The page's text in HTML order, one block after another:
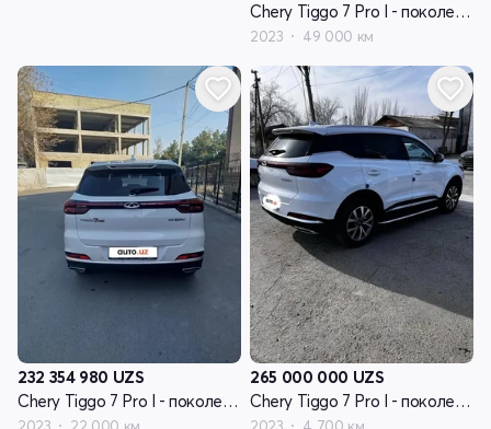
Chery Tiggo 7 Pro I - поколение
2023 49 000 км
232 354 980 UZS
Chery Tiggo 7 Pro I - поколение
265 000 000 UZS
Chery Tiggo 7 Pro I - поколение